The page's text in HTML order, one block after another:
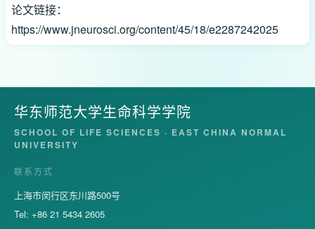
论文链接：
https://www.jneurosci.org/content/45/18/e2287242025
华东师范大学生命科学学院
SCHOOL OF LIFE SCIENCES · EAST CHINA NORMAL
UNIVERSITY
联系方式
上海市闵行区东川路500号
Tel: +86 21 5434 2605